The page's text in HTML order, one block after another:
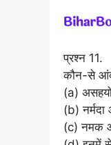
प्रश्न 11.
कौन-से
(a)
(b)
(c) नमक